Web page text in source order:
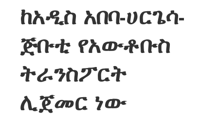
ከአዲስ አበባ-ሀርጌሳ-
ጅቡቲ የአውቶቡስ
ትራንስፖርት
ሊጀመር ነው